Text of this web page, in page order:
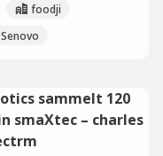
foodji
Senovo